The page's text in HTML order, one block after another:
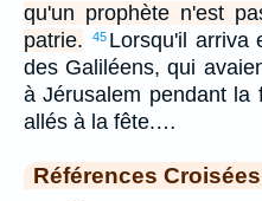
qu'un prophète n'est
patrie.
45 Lorsqu'il arriva
des Galiléens, qui
à Jérusalem pendant la
allés à la fête.…
Références Croisées